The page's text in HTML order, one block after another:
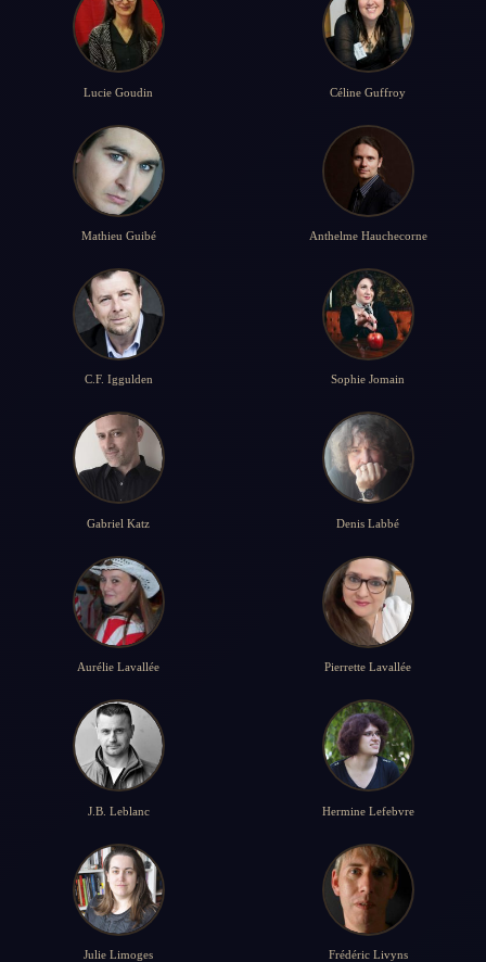
Lucie Goudin Céline Guffroy
Mathieu Guibé Anthelme Hauchecorne
C.F. Iggulden Sophie Jomain
Gabriel Katz Denis Labbé
Aurélie Lavallée Pierrette Lavallée
J.B. Leblanc Hermine Lefebvre
Julie Limoges Frédéric Livyns